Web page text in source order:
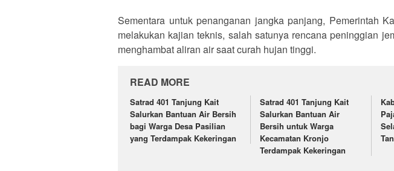
‎Sementara untuk penanganan jangka panjang, Pemerintah
melakukan kajian teknis, salah satunya rencana peninggian
menghambat aliran air saat curah hujan tinggi.
READ MORE
Satrad 401 Tanjung Kait
Salurkan Bantuan Air Bersih
bagi Warga Desa Pasilian
yang Terdampak Kekeringan
Satrad 401 Tanjung Kait
Salurkan Bantuan Air
Bersih untuk Warga
Kecamatan Kronjo
Terdampak Kekeringan